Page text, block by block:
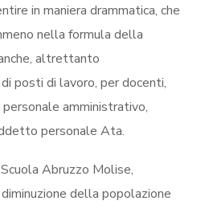
in maniera drammatica, che
nella formula della
altrettanto
posti di lavoro, per docenti,
amministrativo,
personale Ata.
Abruzzo Molise,
della popolazione